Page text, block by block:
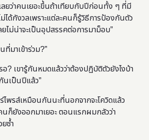
ลยว่าคนเยอะขึ้นถ้าเทียบกับปีก่อนทั้ง ๆ ที่มี
ได้กังวลเพราะแต่ละคนก็รู้วิธีการป้องกันตัว
ยไม่น่าจะเป็นอุปสรรคต่อการมาม็อบ”
ที่มาเข้าร่วม?”
อ? เขารู้กันหมดแล้วว่าต้องปฏิบัติตัวยังไงบ้า
เป็นปีแล้ว”
พรส์เหมือนกันนะที่นอกจากจะโควิดแล้ว
ก็ยังออกมาเยอะ ตอนแรกผมกลัวว่า
ซ้ำ